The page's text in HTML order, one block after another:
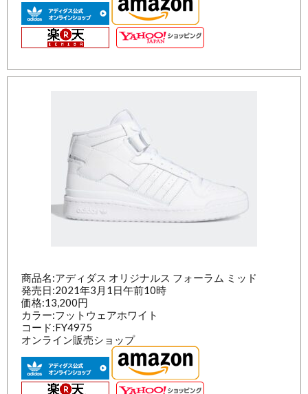
商品名:アディダス オリジナルス フォーラム ミッド
発売日:2021年3月1日午前10時
価格:13,200円
カラー:フットウェアホワイト
コード:FY4975
オンライン販売ショップ